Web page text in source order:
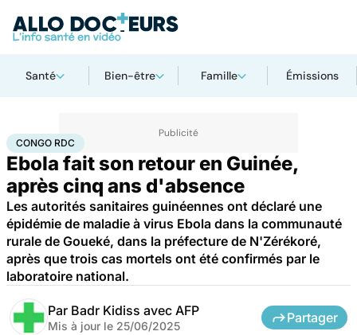
Santé Bien-être Famille Émissions
AccueilSantéMaladies Maladies infectieuses
CONGO RDC
Ebola fait son retour en Guinée,
après cinq ans d'absence
Les autorités sanitaires guinéennes ont déclaré une
épidémie de maladie à virus Ebola dans la communauté
rurale de Goueké, dans la préfecture de N'Zérékoré,
après que trois cas mortels ont été confirmés par le
laboratoire national.
Par Badr Kidiss avec AFP
Mis à jour le 25/06/2025
Partager